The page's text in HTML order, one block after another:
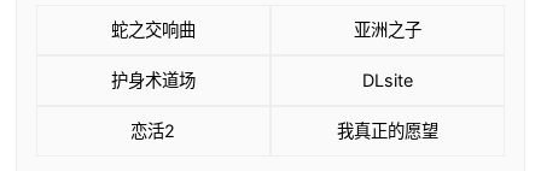
蛇之交响曲 亚洲之子
护身术道场 DLsite
恋活2 我真正的愿望